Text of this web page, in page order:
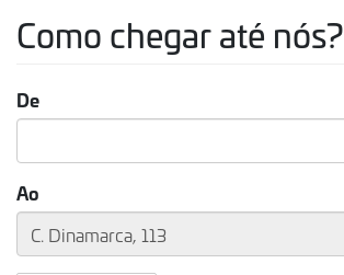
Como chegar até nós?
De
Ao